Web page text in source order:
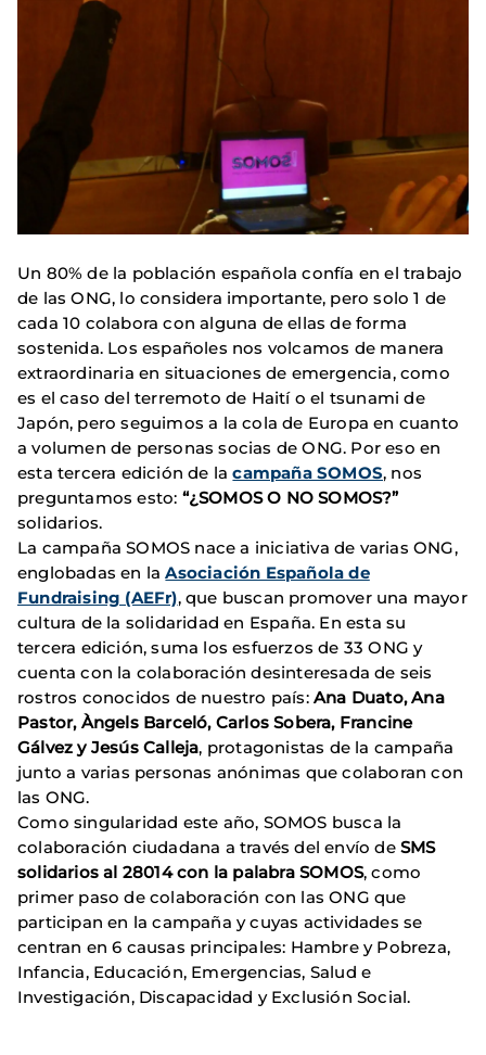
Un 80% de la población española confía en el trabajo
de las ONG, lo considera importante, pero solo 1 de
cada 10 colabora con alguna de ellas de forma
sostenida. Los españoles nos volcamos de manera
extraordinaria en situaciones de emergencia, como
es el caso del terremoto de Haití o el tsunami de
Japón, pero seguimos a la cola de Europa en cuanto
a volumen de personas socias de ONG. Por eso en
esta tercera edición de lacampaña SOMOS, nos
preguntamos esto: “¿SOMOS O NO SOMOS?”
solidarios.
La campaña SOMOS nace a iniciativa de varias ONG,
englobadas en laAsociación Española de
Fundraising (AEFr), que buscan promover una mayor
cultura de la solidaridad en España. En esta su
tercera edición, suma los esfuerzos de 33 ONG y
cuenta con la colaboración desinteresada de seis
rostros conocidos de nuestro país: Ana Duato, Ana
Pastor, Àngels Barceló, Carlos Sobera, Francine
Gálvez y Jesús Calleja, protagonistas de la campaña
junto a varias personas anónimas que colaboran con
las ONG.
Como singularidad este año, SOMOS busca la
colaboración ciudadana a través del envío deSMS
solidarios al 28014 con la palabra SOMOS, como
primer paso de colaboración con las ONG que
participan en la campaña y cuyas actividades se
centran en 6 causas principales: Hambre y Pobreza,
Infancia, Educación, Emergencias, Salud e
Investigación, Discapacidad y Exclusión Social.